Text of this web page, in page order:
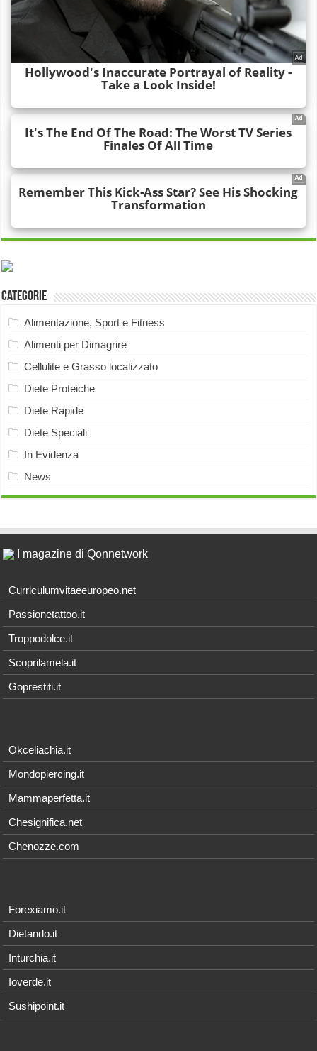
Categorie
Alimentazione, Sport e Fitness
Alimenti per Dimagrire
Cellulite e Grasso localizzato
Diete Proteiche
Diete Rapide
Diete Speciali
In Evidenza
News
I magazine di Qonnetwork
Curriculumvitaeeuropeo.net
Passionetattoo.it
Troppodolce.it
Scoprilamela.it
Goprestiti.it
Okceliachia.it
Mondopiercing.it
Mammaperfetta.it
Chesignifica.net
Chenozze.com
Forexiamo.it
Dietando.it
Inturchia.it
Ioverde.it
Sushipoint.it